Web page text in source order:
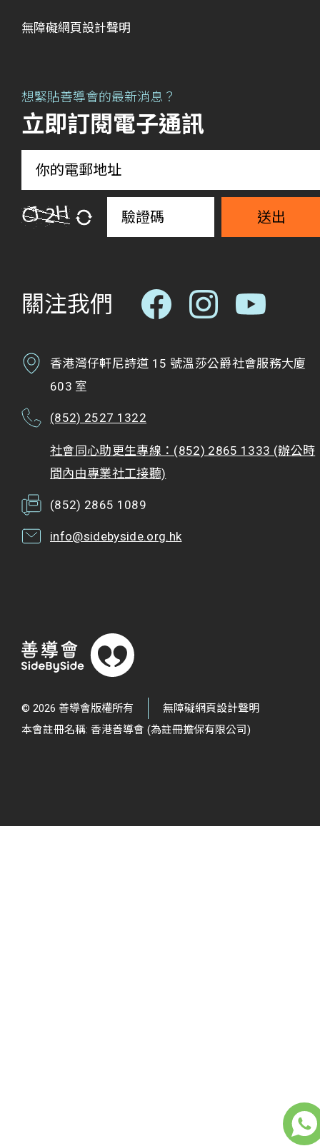
無障礙網頁設計聲明
想緊貼善導會的最新消息？
立即訂閱電子通訊
送出
關注我們
香港灣仔軒尼詩道 15 號溫莎公爵社會服務大廈
603 室
(852) 2527 1322
社會同心助更生專線：(852) 2865 1333 (辦公時
間內由專業社工接聽)
(852) 2865 1089
info@sidebyside.org.hk
© 2026 善導會版權所有
無障礙網頁設計聲明
本會註冊名稱: 香港善導會 (為註冊擔保有限公司)